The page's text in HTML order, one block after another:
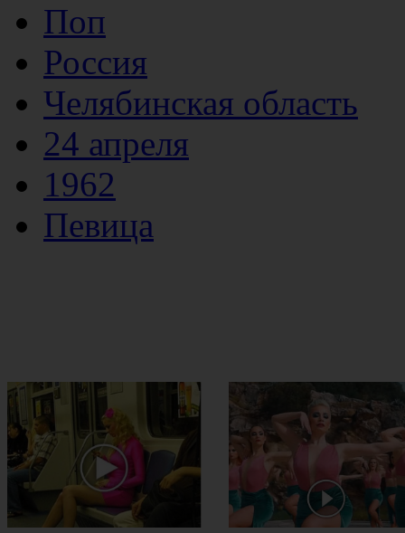
Поп
Россия
Челябинская область
24 апреля
1962
Певица